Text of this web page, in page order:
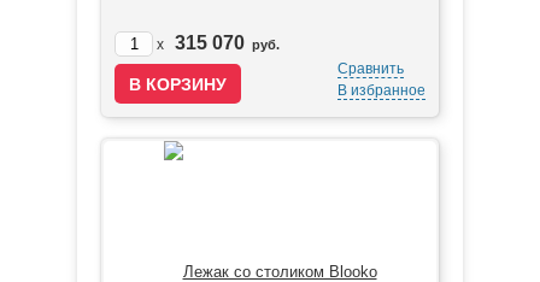
x 315 070 руб.
Сравнить
В избранное